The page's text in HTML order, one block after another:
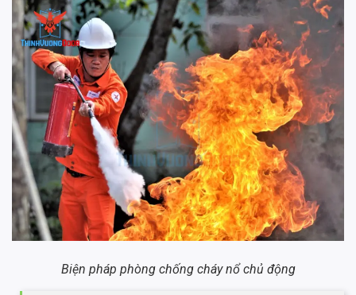
Biện pháp phòng chống cháy nổ chủ động